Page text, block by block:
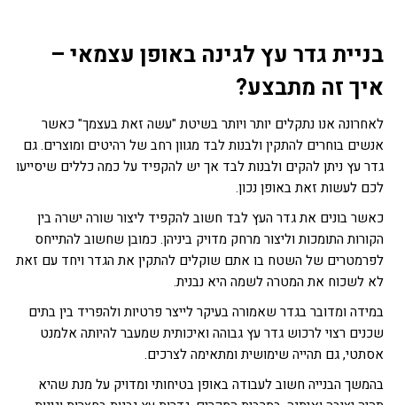
בניית גדר עץ לגינה באופן עצמאי –
איך זה מתבצע?
לאחרונה אנו נתקלים יותר ויותר בשיטת "עשה זאת בעצמך" כאשר
אנשים בוחרים להתקין ולבנות לבד מגוון רחב של רהיטים ומוצרים. גם
גדר עץ ניתן להקים ולבנות לבד אך יש להקפיד על כמה כללים שיסייעו
לכם לעשות זאת באופן נכון.
כאשר בונים את גדר העץ לבד חשוב להקפיד ליצור שורה ישרה בין
הקורות התומכות וליצור מרחק מדויק ביניהן. כמובן שחשוב להתייחס
לפרמטרים של השטח בו אתם שוקלים להתקין את הגדר ויחד עם זאת
לא לשכוח את המטרה לשמה היא נבנית.
במידה ומדובר בגדר שאמורה בעיקר לייצר פרטיות ולהפריד בין בתים
שכנים רצוי לרכוש גדר עץ גבוהה ואיכותית שמעבר להיותה אלמנט
אסתטי, גם תהייה שימושית ומתאימה לצרכים.
בהמשך הבנייה חשוב לעבודה באופן בטיחותי ומדויק על מנת שהיא